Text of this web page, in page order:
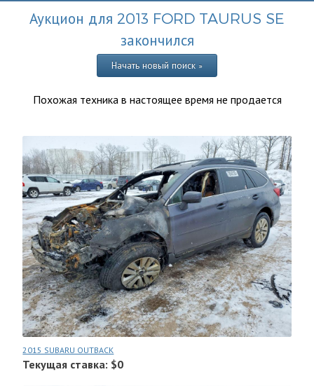
Аукцион для 2013 FORD TAURUS SE
закончился
Начать новый поиск »
Похожая техника в настоящее время не продается
2015 SUBARU OUTBACK
Текущая ставка: $0